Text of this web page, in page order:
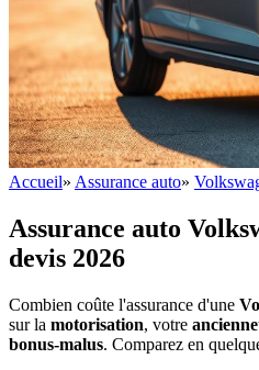
Accueil» Assurance auto»
Assurance auto
devis 2026
Combien coûte l'assurance d'une
sur la motorisation, votre
bonus-malus. Comparez en